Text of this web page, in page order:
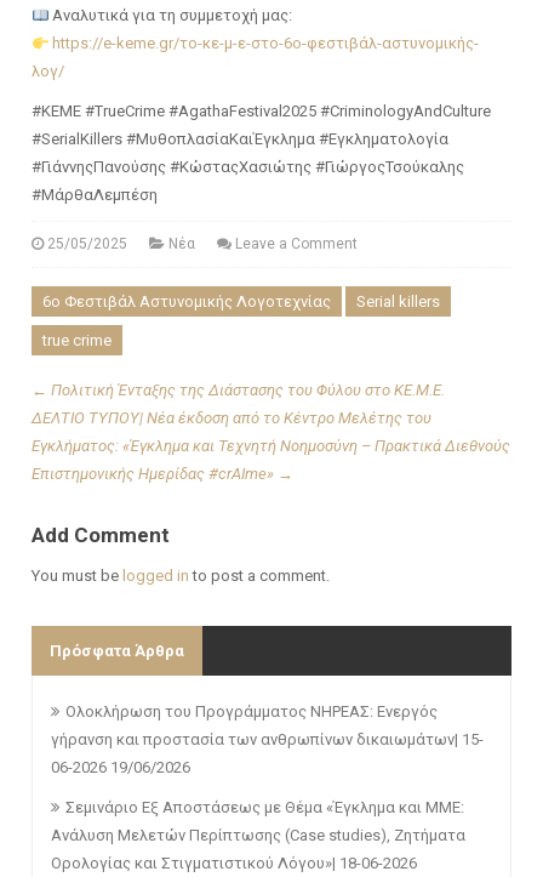
Αναλυτικά για τη συμμετοχή μας:
https://e-keme.gr/το-κε-μ-ε-στο-6o-φεστιβάλ-αστυνομικής-
λογ/
#ΚΕΜΕ #TrueCrime #AgathaFestival2025 #CriminologyAndCulture
#SerialKillers #ΜυθοπλασίαΚαιΈγκλημα #Εγκληματολογία
#ΓιάννηςΠανούσης #ΚώσταςΧασιώτης #ΓιώργοςΤσούκαλης
#ΜάρθαΛεμπέση
25/05/2025 Νέα Leave a Comment
6ο Φεστιβάλ Αστυνομικής Λογοτεχνίας Serial killers
true crime
← Πολιτική Ένταξης της Διάστασης του Φύλου στο ΚΕ.Μ.Ε.
ΔΕΛΤΙΟ ΤΥΠΟΥ| Νέα έκδοση από το Κέντρο Μελέτης του
Εγκλήματος: «Έγκλημα και Τεχνητή Νοημοσύνη – Πρακτικά Διεθνούς
Επιστημονικής Ημερίδας #crAIme» →
Add Comment
You must be logged in to post a comment.
Πρόσφατα Άρθρα
Ολοκλήρωση του Προγράμματος ΝΗΡΕΑΣ: Ενεργός
γήρανση και προστασία των ανθρωπίνων δικαιωμάτων| 15-
06-2026 19/06/2026
Σεμινάριο Εξ Αποστάσεως με Θέμα «Έγκλημα και ΜΜΕ:
Ανάλυση Μελετών Περίπτωσης (Case studies), Ζητήματα
Ορολογίας και Στιγματιστικού Λόγου»| 18-06-2026